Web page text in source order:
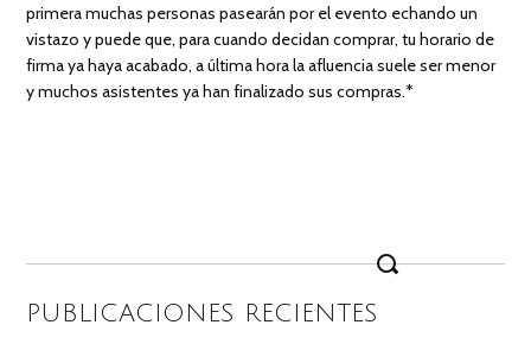
primera muchas personas pasearán por el evento echando un
vistazo y puede que, para cuando decidan comprar, tu horario de
firma ya haya acabado, a última hora la afluencia suele ser menor
y muchos asistentes ya han finalizado sus compras.*
for:
PUBLICACIONES RECIENTES